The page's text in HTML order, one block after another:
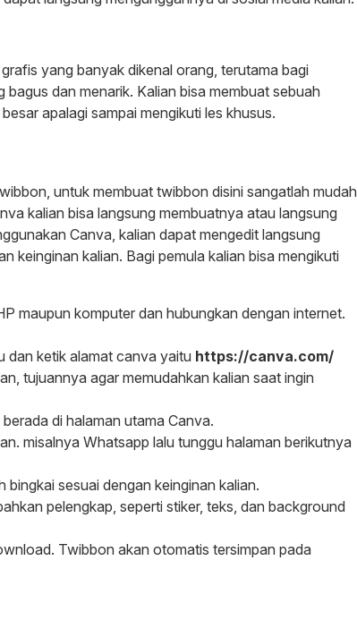
yang banyak dikenal orang, terutama bagi
dan menarik. Kalian bisa membuat sebuah
apalagi sampai mengikuti les khusus.
untuk membuat twibbon disini sangatlah mudah
kalian bisa langsung membuatnya atau langsung
Canva, kalian dapat mengedit langsung
keinginan kalian. Bagi pemula kalian bisa mengikuti
maupun komputer dan hubungkan dengan internet.
dan ketik alamat canva yaitu https://canva.com/
tujuannya agar memudahkan kalian saat ingin
di halaman utama Canva.
misalnya Whatsapp lalu tunggu halaman berikutnya
bingkai sesuai dengan keinginan kalian.
pelengkap, seperti stiker, teks, dan background
Twibbon akan otomatis tersimpan pada